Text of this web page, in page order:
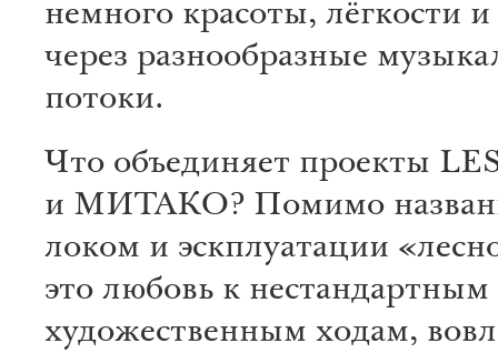
немного красоты, лёгкости
через разнообразные
потоки.
Что объединяет проекты
и МИТАКО? Помимо
локом и эскплуатации
это любовь к нестандартным
художественным ходам,